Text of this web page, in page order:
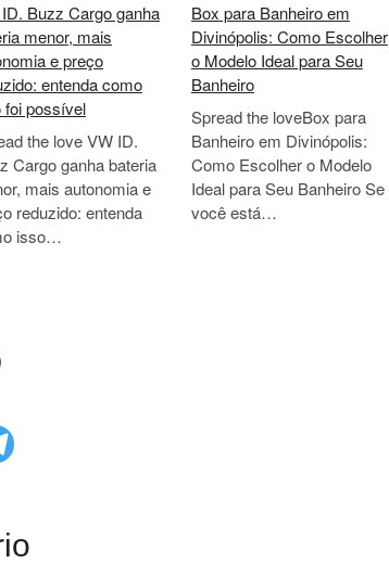
Buzz Cargo ganha
menor, mais
e preço
entenda como
foi possível
the love VW ID.
Cargo ganha bateria
mais autonomia e
reduzido: entenda
isso…
Box para Banheiro em
Divinópolis: Como Escolher
o Modelo Ideal para Seu
Banheiro
Spread the loveBox para
Banheiro em Divinópolis:
Como Escolher o Modelo
Ideal para Seu Banheiro Se
você está…